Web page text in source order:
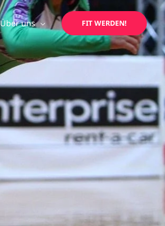
Über uns FIT WERDEN!